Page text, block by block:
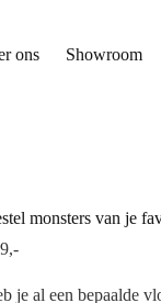
ons Showroom
monsters van je
je al een bepaalde